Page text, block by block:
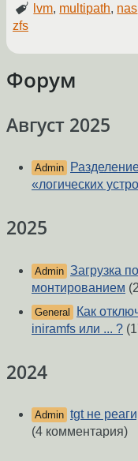
lvm, multipath, nas
zfs
Форум
Август 2025
Admin
«логических
2025
Admin Загрузка
монтированием
General
Как
iniramfs или ... ?
2024
Admin tgt не
(4 комментария)